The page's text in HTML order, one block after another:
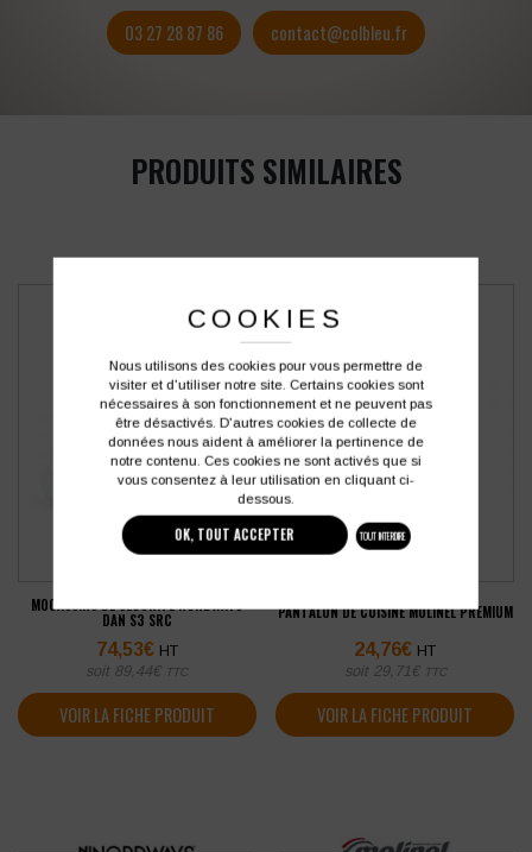
03 27 28 87 86 contact@colbleu.fr
PRODUITS SIMILAIRES
MOCASSINS DE SÉCURITÉ NORDWAYS
DAN S3 SRC
74,53€ HT
soit 89,44€ TTC
VOIR LA FICHE PRODUIT
PANTALON DE CUISINE MOLINEL PREMIUM
24,76€ HT
soit 29,71 € TTC
VOIR LA FICHE PRODUIT
COOKIES
Nous utilisons des cookies pour vous permettre de
visiter et d'utiliser notre site. Certains cookies sont
nécessaires à son fonctionnement et ne peuvent pas
être désactivés. D'autres cookies de collecte de
données nous aident à améliorer la pertinence de
notre contenu. Ces cookies ne sont activés que si
vous consentez à leur utilisation en cliquant ci-
dessous.
OK, TOUT ACCEPTER TOUT INTERDIRE